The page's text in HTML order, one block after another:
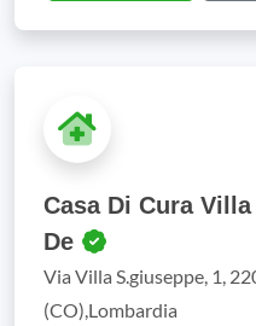
Casa Di Cura
De
Via Villa S.giuseppe, 1,
(CO),Lombardia